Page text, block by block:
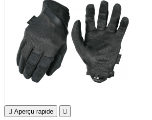
 Aperçu rapide 